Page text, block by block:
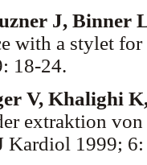
J, Binner
with a stylet
18-24.
V, Khalighi
extraktion
Kardiol 1999;